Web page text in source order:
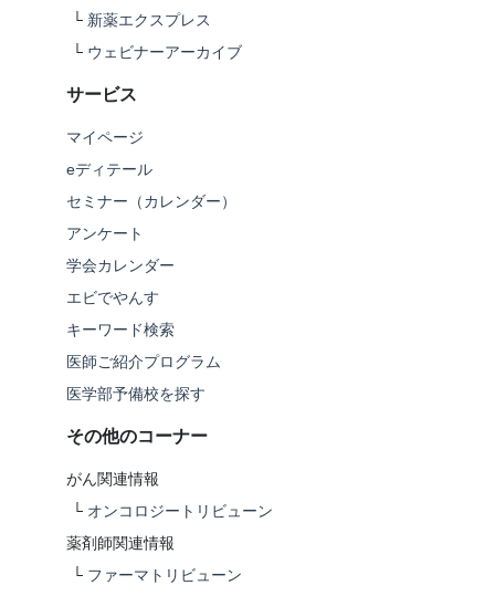
└ 新薬エクスプレス
└ ウェビナーアーカイブ
サービス
マイページ
eディテール
セミナー（カレンダー）
アンケート
学会カレンダー
エビでやんす
キーワード検索
医師ご紹介プログラム
医学部予備校を探す
その他のコーナー
がん関連情報
└ オンコロジートリビューン
薬剤師関連情報
└ ファーマトリビューン